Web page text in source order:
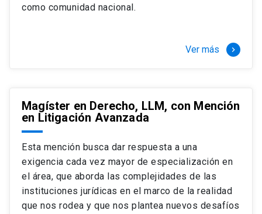
como comunidad nacional.
Ver más keyboard_arrow_right
Magíster en Derecho, LLM, con Mención
en Litigación Avanzada
Esta mención busca dar respuesta a una
exigencia cada vez mayor de especialización en
el área, que aborda las complejidades de las
instituciones jurídicas en el marco de la realidad
que nos rodea y que nos plantea nuevos desafíos